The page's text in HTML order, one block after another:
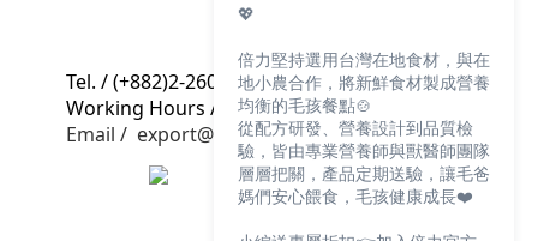
Contact Us
Tel. / (+882)2-2608-2605
Working Hours / 9 a.m. to 5 p.m., Mon. to Fri.
Email / export@bluebaypetfood.com
💖
倍力堅持選用台灣在地食材，與在
地小農合作，將新鮮食材製成營養
均衡的毛孩餐點🍲
從配方研發、營養設計到品質檢
驗，皆由專業營養師與獸醫師團隊
層層把關，產品定期送驗，讓毛爸
媽們安心餵食，毛孩健康成長❤️